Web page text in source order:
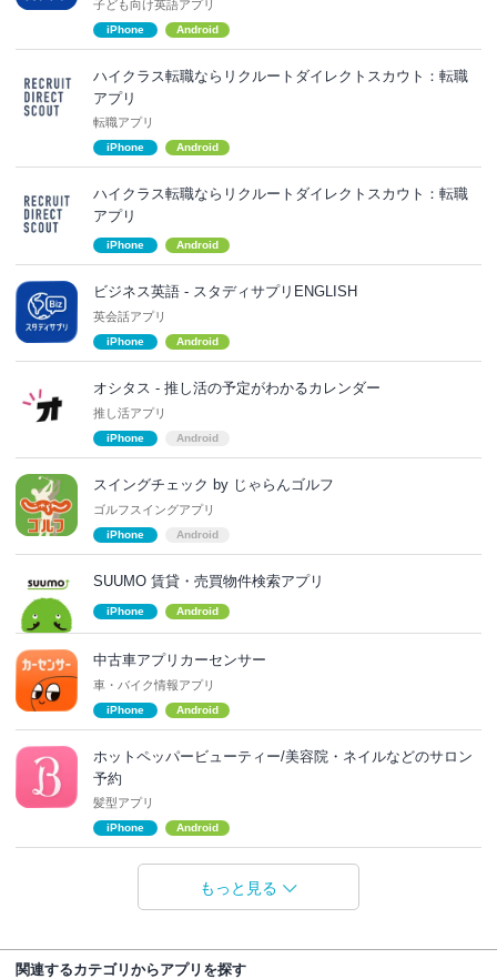
子ども向け英語アプリ
iPhone Android
ハイクラス転職ならリクルートダイレクトスカウト：転職
アプリ
転職アプリ
iPhone Android
ハイクラス転職ならリクルートダイレクトスカウト：転職
アプリ
iPhone Android
ビジネス英語 - スタディサプリENGLISH
英会話アプリ
iPhone Android
オシタス - 推し活の予定がわかるカレンダー
推し活アプリ
iPhone Android
スイングチェック by じゃらんゴルフ
ゴルフスイングアプリ
iPhone Android
SUUMO 賃貸・売買物件検索アプリ
iPhone Android
中古車アプリカーセンサー
車・バイク情報アプリ
iPhone Android
ホットペッパービューティー/美容院・ネイルなどのサロン
予約
髪型アプリ
iPhone Android
もっと見る
関連するカテゴリからアプリを探す